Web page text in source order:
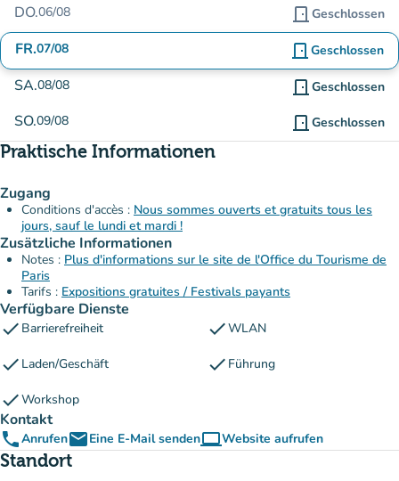
DO.06/08 door_front Geschlossen
FR.07/08 door_front Geschlossen
SA.08/08 door_front Geschlossen
SO.09/08 door_front Geschlossen
Praktische Informationen
Zugang
Conditions d'accès : Nous sommes ouverts et gratuits tous les
jours, sauf le lundi et mardi !
Zusätzliche Informationen
Notes : Plus d'informations sur le site de l'Office du Tourisme de
Paris
Tarifs : Expositions gratuites / Festivals payants
Verfügbare Dienste
check Barrierefreiheit checkWLAN
check Laden/Geschäft check Führung
checkWorkshop
Kontakt
phoneAnrufenemailEine E-Mail sendencomputerWebsite aufrufen
(new tab)
Standort